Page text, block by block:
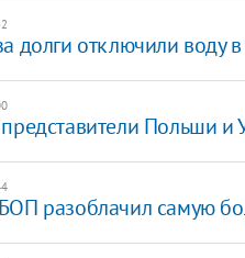
долги отключили воду
Польши
разоблачил самую